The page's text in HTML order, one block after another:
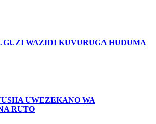
WAZIDI KUVURUGA HUDUMA
UWEZEKANO WA
RUTO